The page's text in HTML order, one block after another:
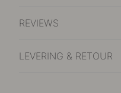
REVIEWS
LEVERING & RETOUR